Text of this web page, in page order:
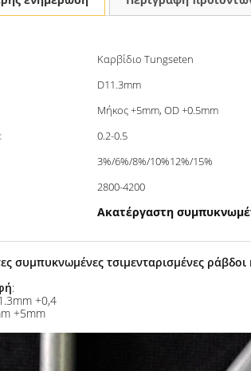
Καρβίδιο Tungseten
D11.3mm
Μήκος +5mm, OD +0.5mm
0.2-0.5
3%/6%/8%/10%12%/15%
2800-4200
Ακατέργαστη
συμπυκνωμένες τσιμενταρισμένες
:
+0,4
+5mm